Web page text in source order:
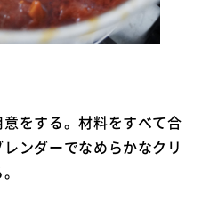
をする。材料をすべて合
ンダーでなめらかなクリ